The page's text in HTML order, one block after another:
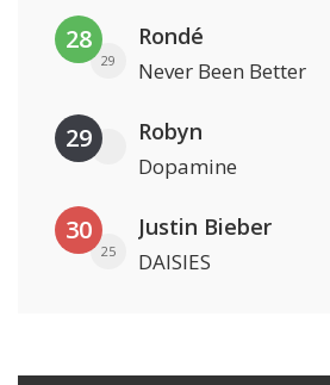
28
29
Rondé
Never Been Better
29 Robyn
Dopamine
30
25
Justin Bieber
DAISIES